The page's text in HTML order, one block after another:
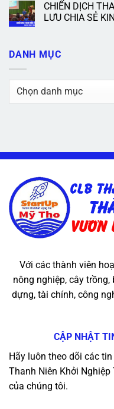
CHIẾN DỊCH
LƯU CHIA SẺ
DANH MỤC
Danh
Với các thành viên
nông nghiệp, cây
dựng, tài chính, công
CẬP NHẬT
Hãy luôn theo dõi các
Thanh Niên Khởi
của chúng tôi.